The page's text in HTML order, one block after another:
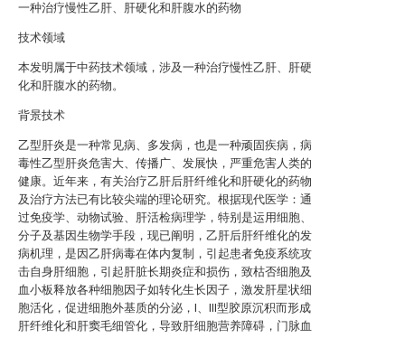
一种治疗慢性乙肝、肝硬化和肝腹水的药物
技术领域
本发明属于中药技术领域，涉及一种治疗慢性乙肝、肝硬
化和肝腹水的药物。
背景技术
乙型肝炎是一种常见病、多发病，也是一种顽固疾病，病
毒性乙型肝炎危害大、传播广、发展快，严重危害人类的
健康。近年来，有关治疗乙肝后肝纤维化和肝硬化的药物
及治疗方法已有比较尖端的理论研究。根据现代医学：通
过免疫学、动物试验、肝活检病理学，特别是运用细胞、
分子及基因生物学手段，现已阐明，乙肝后肝纤维化的发
病机理，是因乙肝病毒在体内复制，引起患者免疫系统攻
击自身肝细胞，引起肝脏长期炎症和损伤，致枯否细胞及
血小板释放各种细胞因子如转化生长因子，激发肝星状细
胞活化，促进细胞外基质的分泌，I、III型胶原沉积而形成
肝纤维化和肝窦毛细管化，导致肝细胞营养障碍，门脉血